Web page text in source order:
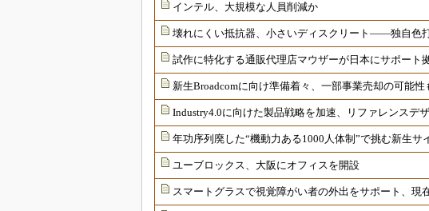
インテル、大規模な人員削減か
壊れにくい抵抗器、小さいディスクリート――独自色
試作に特化する通販代理店マウザーが日本にサポート
新生Broadcomに向け準備着々、一部事業売却の可能性
Industry4.0に向けた製品戦略を加速、リファレンスデ
年功序列廃した“機動力ある1000人体制”で挑む新生サ
ユーブロックス、大阪にオフィスを開設
スマートグラスで視覚障がい者の外出をサポート、現